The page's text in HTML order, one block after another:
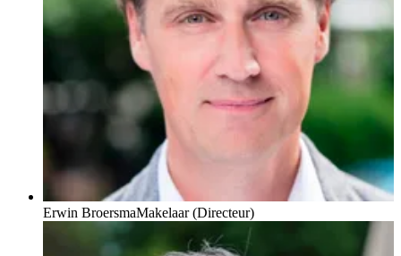
Erwin BroersmaMakelaar (Directeur)